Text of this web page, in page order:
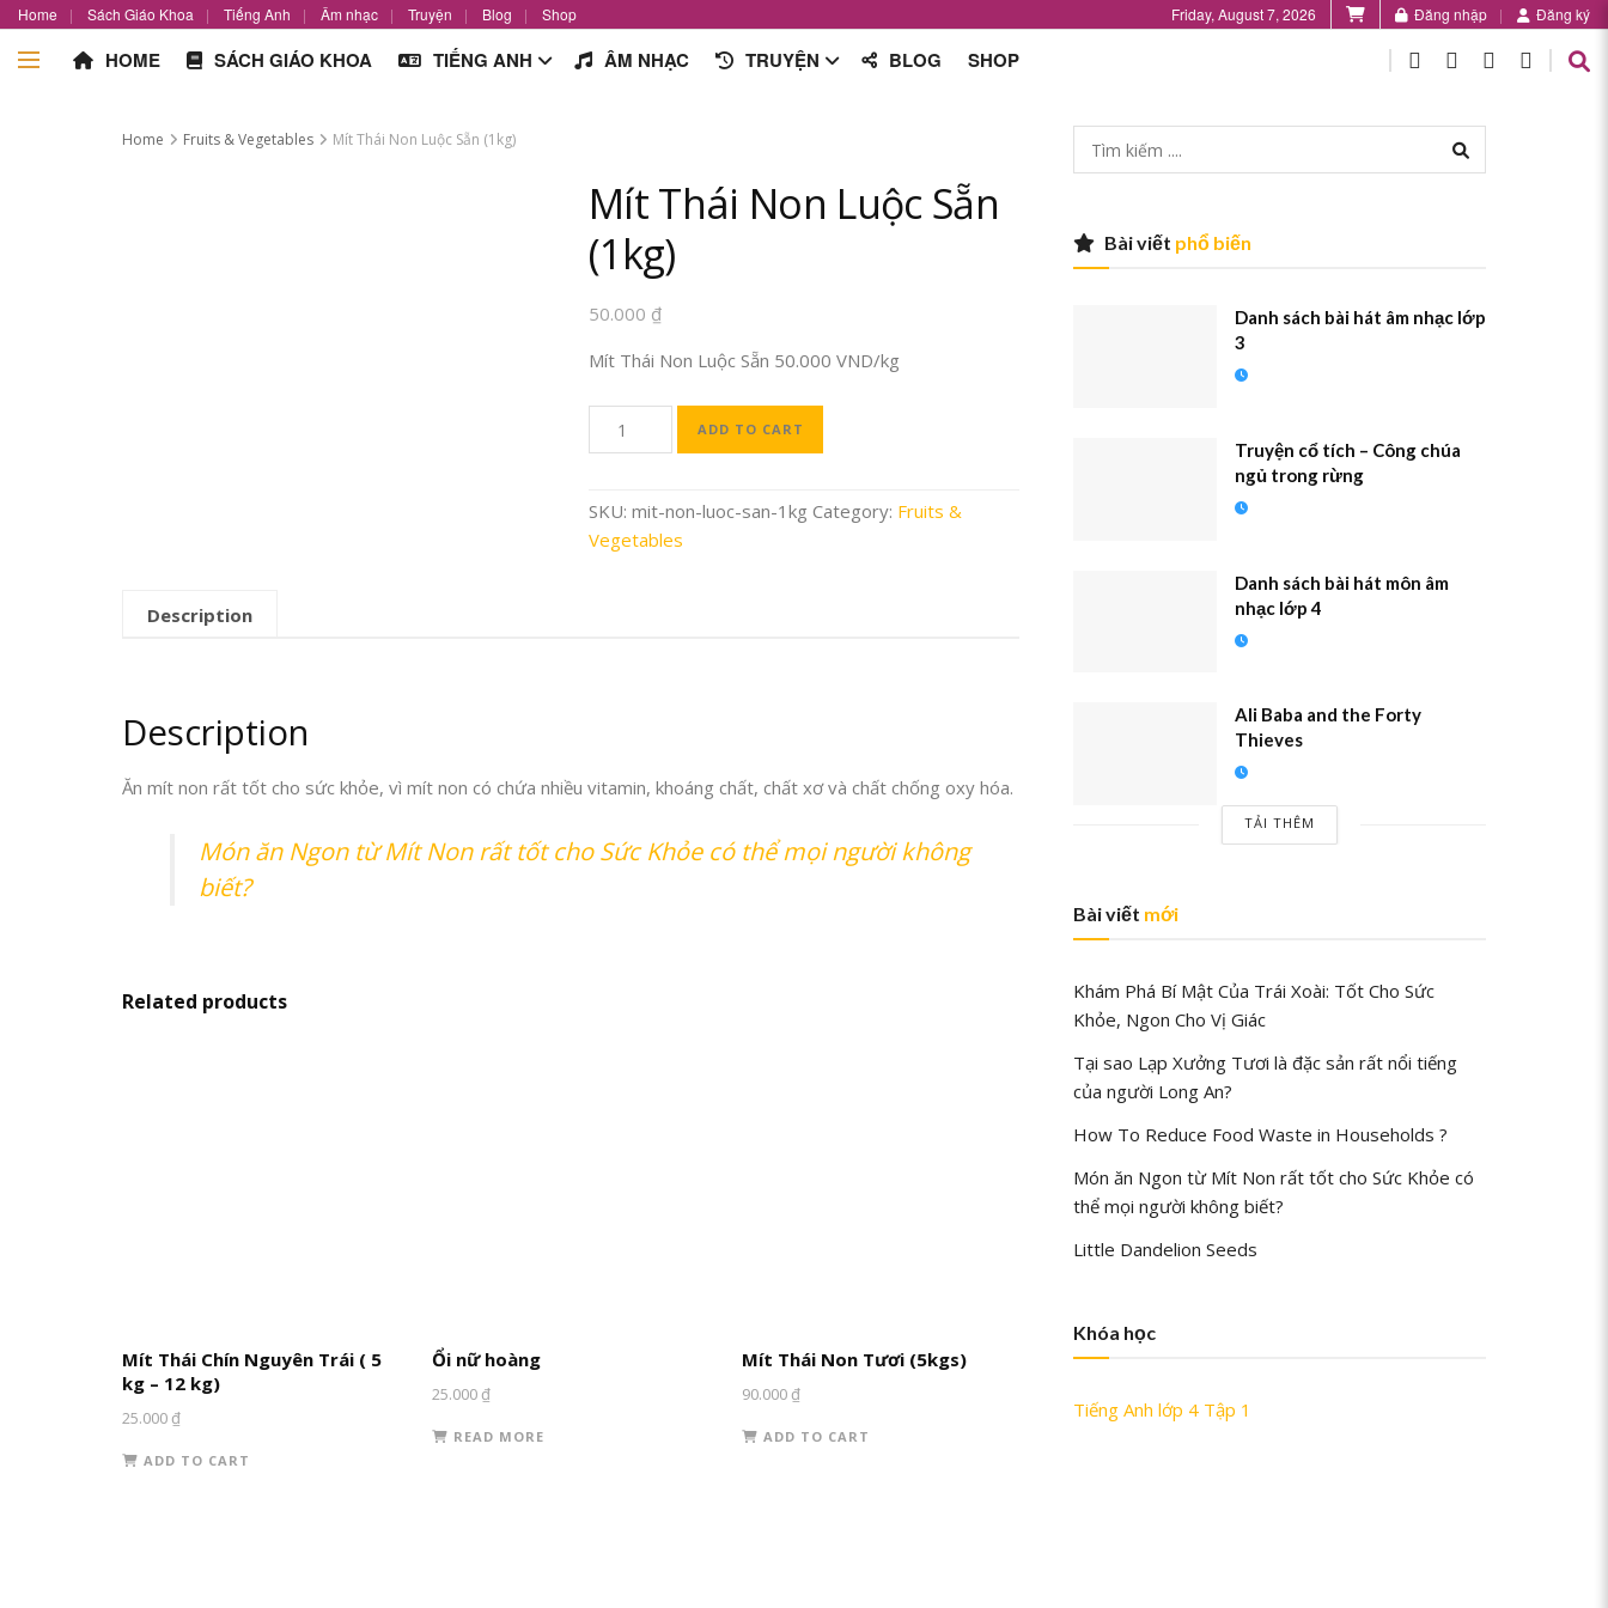
Home Sách Giáo Khoa Tiếng Anh Âm nhạc Truyện Blog Shop Friday, August 7, 2026 Đăng nhập Đăng ký
HOME SÁCH GIÁO KHOA TIẾNG ANH ÂM NHẠC TRUYỆN BLOG SHOP
Home Fruits & Vegetables Mít Thái Non Luộc Sẵn (1kg)
Mít Thái Non Luộc Sẵn
(1kg)
50.000 ₫
Mít Thái Non Luộc Sẵn 50.000 VND/kg
ADD TO CART
SKU: mit-non-luoc-san-1kg Category: Fruits &
Vegetables
Description
Description
Ăn mít non rất tốt cho sức khỏe, vì mít non có chứa nhiều vitamin, khoáng chất, chất xơ và chất chống oxy hóa.
Món ăn Ngon từ Mít Non rất tốt cho Sức Khỏe có thể mọi người không
biết?
Related products
Mít Thái Chín Nguyên Trái ( 5
kg – 12 kg)
25.000₫
ADD TO CART
Ổi nữ hoàng
25.000₫
READ MORE
Mít Thái Non Tươi (5kgs)
90.000₫
ADD TO CART
Bài viết phổ biến
Danh sách bài hát âm nhạc lớp
3
Truyện cổ tích – Công chúa
ngủ trong rừng
Danh sách bài hát môn âm
nhạc lớp 4
Ali Baba and the Forty
Thieves
TẢI THÊM
Bài viết mới
Khám Phá Bí Mật Của Trái Xoài: Tốt Cho Sức
Khỏe, Ngon Cho Vị Giác
Tại sao Lạp Xưởng Tươi là đặc sản rất nổi tiếng
của người Long An?
How To Reduce Food Waste in Households ?
Món ăn Ngon từ Mít Non rất tốt cho Sức Khỏe có
thể mọi người không biết?
Little Dandelion Seeds
Khóa học
Tiếng Anh lớp 4 Tập 1